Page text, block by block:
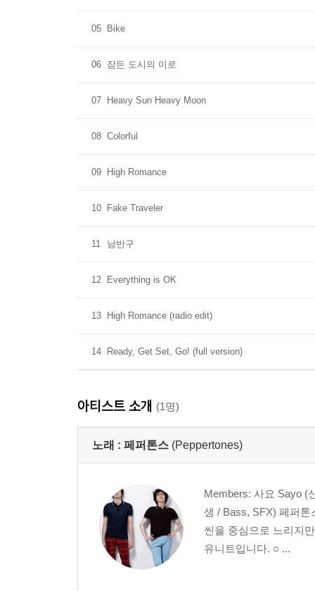
05 Bike
06 잠든 도시의 미로
07 Heavy Sun Heavy Moon
08 Colorful
09 High Romance
10 Fake Traveler
11 남반구
12 Everything is OK
13 High Romance (radio edit)
14 Ready, Get Set, Go! (full version)
아티스트 소개 (1명)
노래 : 페퍼톤스 (Peppertones)
Members: 사요 Sayo (
생 / Bass, SFX) 페퍼톤
씬을 중심으로 느리지
유니트입니다. ○ ...